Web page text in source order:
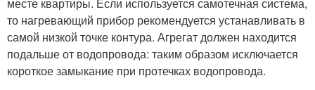
месте квартиры. Если используется самотечная система,
то нагревающий прибор рекомендуется устанавливать в
самой низкой точке контура. Агрегат должен находится
подальше от водопровода: таким образом исключается
короткое замыкание при протечках водопровода.